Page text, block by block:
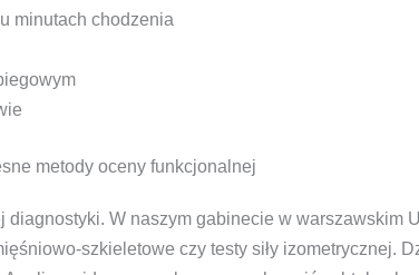
minutach chodzenia
metody oceny funkcjonalnej
W naszym gabinecie w warszawskim
szkieletowe czy testy siły izometrycznej.